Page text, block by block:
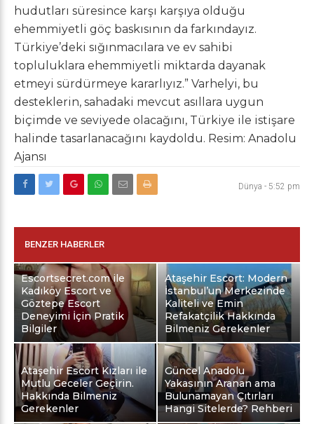
hudutları süresince karşı karşıya olduğu
ehemmiyetli göç baskısının da farkındayız.
Türkiye’deki sığınmacılara ve ev sahibi
topluluklara ehemmiyetli miktarda dayanak
etmeyi sürdürmeye kararlıyız.” Varhelyi, bu
desteklerin, sahadaki mevcut asıllara uygun
biçimde ve seviyede olacağını, Türkiye ile istişare
halinde tasarlanacağını kaydoldu. Resim: Anadolu
Ajansı
Dünya - 5:52 pm
BENZER HABERLER
Escortsecret.com ile
Kadıköy Escort ve
Göztepe Escort
Deneyimi İçin Pratik
Bilgiler
Ataşehir Escort: Modern
İstanbul’un Merkezinde
Kaliteli ve Emin
Refakatçilik Hakkında
Bilmeniz Gerekenler
Ataşehir Escort Kızları ile
Mutlu Geceler Geçirin.
Hakkında Bilmeniz
Gerekenler
Güncel Anadolu
Yakasının Aranan ama
Bulunamayan Çıtırları
Hangi Sitelerde? Rehberi